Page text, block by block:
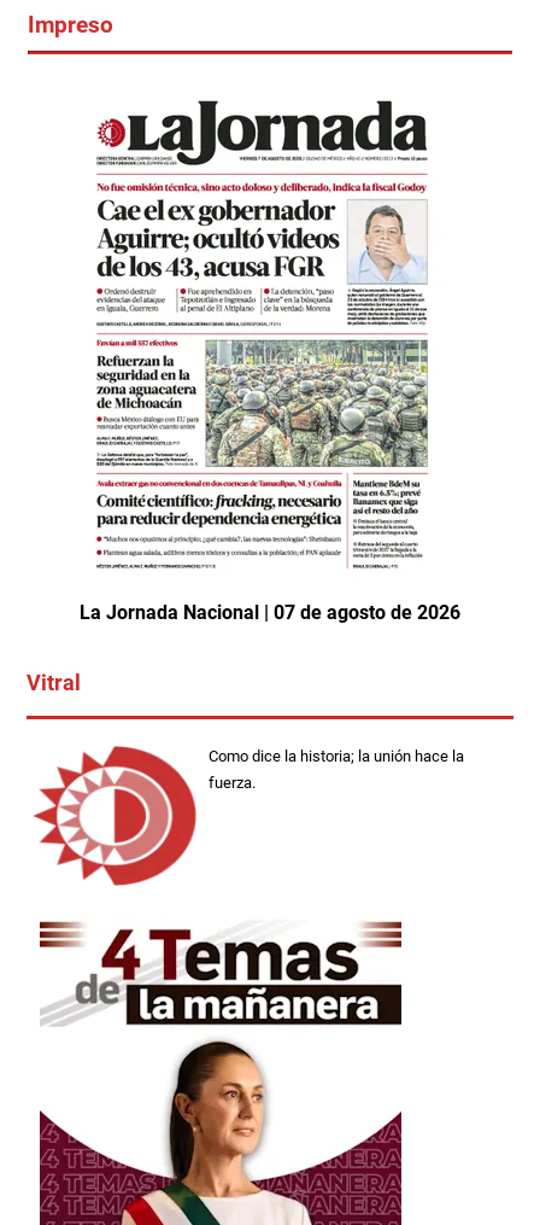
Impreso
La Jornada Nacional | 07 de agosto de 2026
Vitral
Como dice la historia; la unión hace la
fuerza.